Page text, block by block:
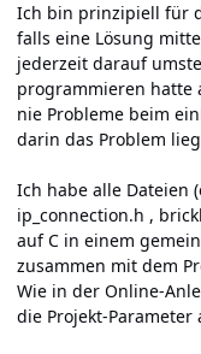
Ich bin prinzipiell für
falls eine Lösung
jederzeit darauf
programmieren hatte
nie Probleme beim
darin das Problem
Ich habe alle Dateien
ip_connection.h ,
auf C in einem
zusammen mit dem
Wie in der Online-
die Projekt-Parameter